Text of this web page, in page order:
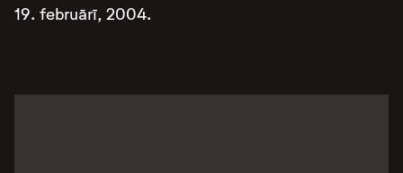
19. februārī, 2004.